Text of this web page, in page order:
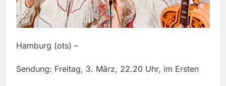
Hamburg (ots) –
Sendung: Freitag, 3. März, 22.20 Uhr, im Ersten